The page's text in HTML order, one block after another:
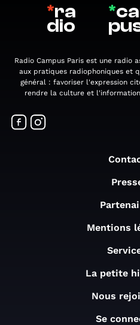
*ra
dio
*
Radio Campus Paris est une radio
aux pratiques radiophoniques et
général : favoriser l'expression
rendre la culture et
Mentions
La petite
Nous
Se